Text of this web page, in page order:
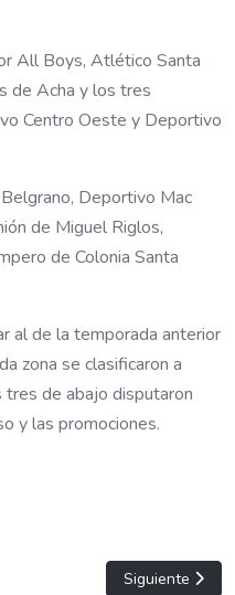
All Boys, Atlético Santa
de Acha y los tres
Centro Oeste y Deportivo
Deportivo Mac
de Miguel Riglos,
de Colonia Santa
al de la temporada anterior
zona se clasificaron a
de abajo disputaron
y las promociones.
LADOS Artículo
Siguiente